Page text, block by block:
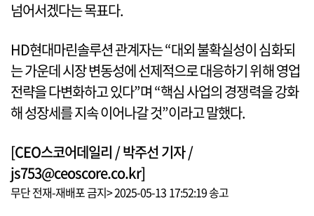
넘어서겠다는 목표다.
HD현대마린솔루션 관계자는 “대외 불확실성이 심화되
는 가운데 시장 변동성에 선제적으로 대응하기 위해 영업
전략을 다변화하고 있다”며 “핵심 사업의 경쟁력을 강화
해 성장세를 지속 이어나갈 것”이라고 말했다.
[CEO스코어데일리 / 박주선 기자 /
js753@ceoscore.co.kr]
무단 전재-재배포 금지> 2025-05-13 17:52:19 송고